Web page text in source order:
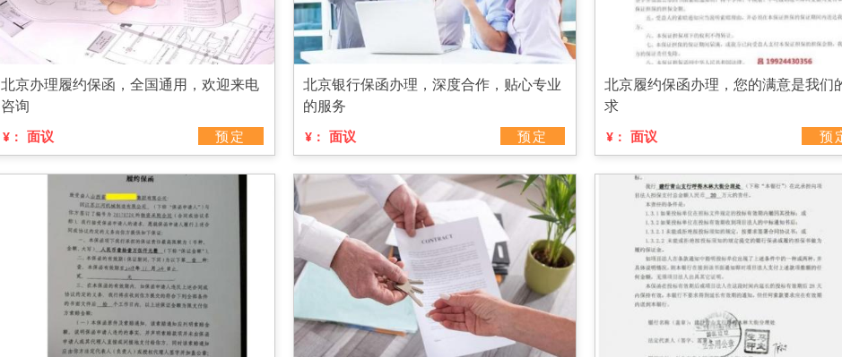
北京办理履约保函，全国通用，欢迎来电
咨询
¥： 面议 预定
北京银行保函办理，深度合作，贴心专业
的服务
¥： 面议 预定
北京履约保函办理，您的满意是我们
求
¥： 面议 预